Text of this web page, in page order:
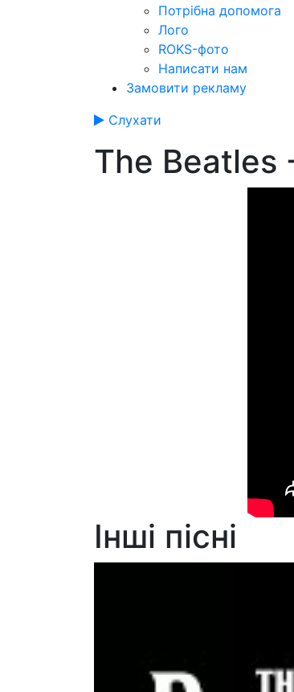
Потрібна допомога
Лого
ROKS-фото
Написати нам
Замовити рекламу
Слухати
The Beatles
Інші пісні